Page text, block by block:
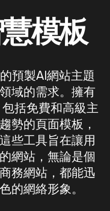
模板
預製AI網站主題
域的需求。擁有
括免費和高級主
勢的頁面模板，
些工具旨在讓用
網站，無論是個
務網站，都能迅
的網絡形象。